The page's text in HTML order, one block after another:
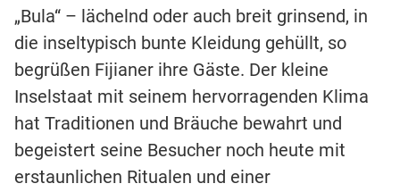
„Bula“ – lächelnd oder auch breit grinsend, in
die inseltypisch bunte Kleidung gehüllt, so
begrüßen Fijianer ihre Gäste. Der kleine
Inselstaat mit seinem hervorragenden Klima
hat Traditionen und Bräuche bewahrt und
begeistert seine Besucher noch heute mit
erstaunlichen Ritualen und einer